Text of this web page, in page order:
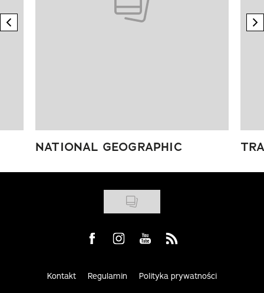
previous element
NATIONAL GEOGRAPHIC
Visit us on Facebook
Visit us on Instagram
Visit us on Youtube
Visit us on Rss
Kontakt Regulamin Polityka prywatności